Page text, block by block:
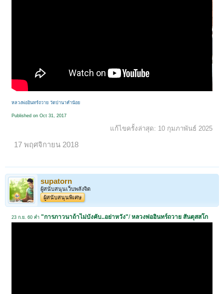
หลวงพ่ออินทร์ถวาย วัดป่านาคําน้อย
Published on Oct 31, 2017
แก้ไขครั้งล่าสุด: 10 กุมภาพันธ์ 2025
17 พฤศจิกายน 2018
supatorn
ผู้สนับสนุนเว็บพลังจิต
ผู้สนับสนุนพิเศษ
23 ก.ย. 60 ค่ำ "การภาวนาถ้าไม่บังคับ..อย่าหวัง"/หลวงพ่ออินทร์ถวาย สันตุสสโก